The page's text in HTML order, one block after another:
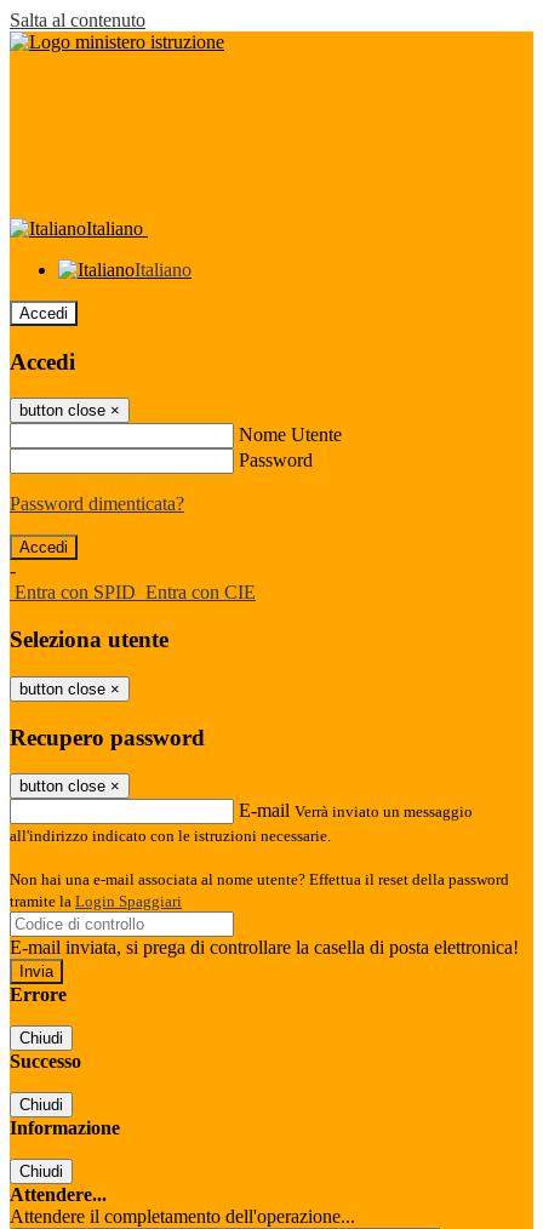
Salta al contenuto
Italiano
Italiano
Accedi
Accedi
button close ×
Nome Utente
Password
Password dimenticata?
-
Entra con SPID Entra con CIE
Seleziona utente
button close ×
Recupero password
button close ×
E-mail Verrà inviato un messaggio
all'indirizzo indicato con le istruzioni necessarie.
Non hai una e-mail associata al nome utente? Effettua il reset della password
tramite la Login Spaggiari
E-mail inviata, si prega di controllare la casella di posta elettronica!
Errore
Chiudi
Successo
Chiudi
Informazione
Chiudi
Attendere...
Attendere il completamento dell'operazione...